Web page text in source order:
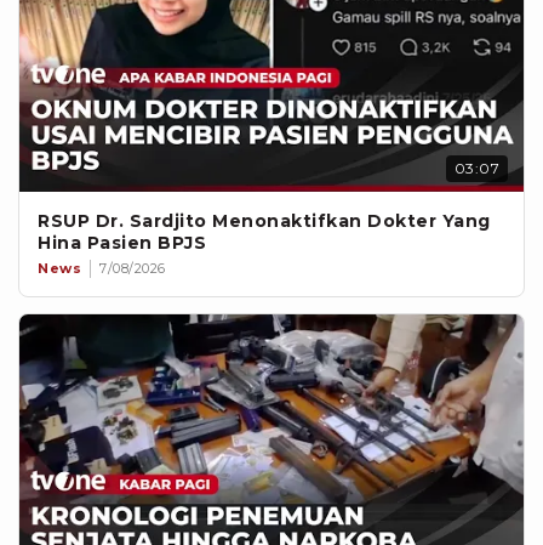
03:07
RSUP Dr. Sardjito Menonaktifkan Dokter Yang
Hina Pasien BPJS
News 7/08/2026